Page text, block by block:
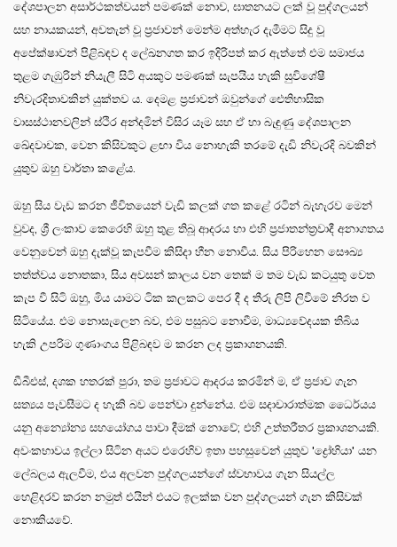
දේශපාලන අසාර්ථකත්වයන් පමණක් නොව, ඝාතනයට ලක් වූ පුද්ගලයන්
සහ නායකයන්, අවතැන් වූ ප්‍රජාවන් මෙන්ම අත්හැර දැමීමට සිදු වූ
අපේක්ෂාවන් පිළිබඳව ද ලේඛනගත කර ඉදිරිපත් කර ඇත්තේ එම සමාජය
තුළම ගැඹුරින් නියැලී සිටි අයකුට පමණක් සැපයිය හැකි සුවිශේෂී
නිවැරදිතාවකින් යුක්තව ය. දෙමළ ප්‍රජාවන් ඔවුන්ගේ ඓතිහාසික
වාසස්ථානවලින් ස්ථිර අන්දමින් විසිර යෑම සහ ඒ හා බැඳුණු දේශපාලන
ඛේදවාචක, වෙන කිසිවකුට ළඟා විය නොහැකි තරමේ දැඩි නිවැරදි බවකින්
යුතුව ඔහු වාර්තා කළේය.
ඔහු සිය වැඩ කරන ජීවිතයෙන් වැඩි කලක් ගත කළේ රටින් බැහැරව මෙන්
වුවද, ශ්‍රී ලංකාව කෙරෙහි ඔහු තුළ තිබූ ආදරය හා එහි ප්‍රජාතන්ත්‍රවාදී අනාගතය
වෙනුවෙන් ඔහු දැක්වූ කැපවීම කිසිදා හීන නොවීය. සිය පිරිහෙන සෞඛ්‍ය
තත්ත්වය නොතකා, සිය අවසන් කාලය වන තෙක් ම තම වැඩ කටයුතු වෙත
කැප වී සිටි ඔහු, මිය යාමට ටික කලකට පෙර දී ද තීරු ලිපි ලිවීමේ නිරත ව
සිටියේය. එම නොසැලෙන බව, එම පසුබට නොවීම, මාධ්‍යවේදයක තිබිය
හැකි උපරිම ගුණාංගය පිළිබඳව ම කරන ලද ප්‍රකාශනයකි.
ඩීබීඑස්, දශක හතරක් පුරා, තම ප්‍රජාවට ආදරය කරමින් ම, ඒ ප්‍රජාව ගැන
සත්‍යය පැවසීමට ද හැකි බව පෙන්වා දුන්නේය. එම සදාචාරාත්මක ධෛර්යය
යනු අන්‍යෝන්‍ය සහයෝගය පාවා දීමක් නොවේ; එහි උත්තරීතර ප්‍රකාශනයකි.
අවංකභාවය ඉල්ලා සිටින අයට එරෙහිව ඉතා පහසුවෙන් යුතුව 'ද්‍රෝහියා' යන
ලේබලය ඇලවීම, එය අලවන පුද්ගලයන්ගේ ස්වභාවය ගැන සියල්ල
හෙළිදරව් කරන නමුත් එයින් එයට ඉලක්ක වන පුද්ගලයන් ගැන කිසිවක්
නොකියවේ.